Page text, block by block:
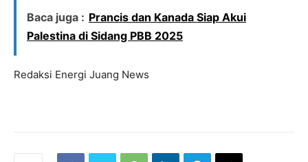
Baca juga : Prancis dan Kanada Siap Akui
Palestina di Sidang PBB 2025
Redaksi Energi Juang News